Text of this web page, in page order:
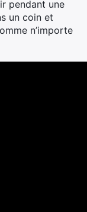
pendant une
un coin et
n’importe